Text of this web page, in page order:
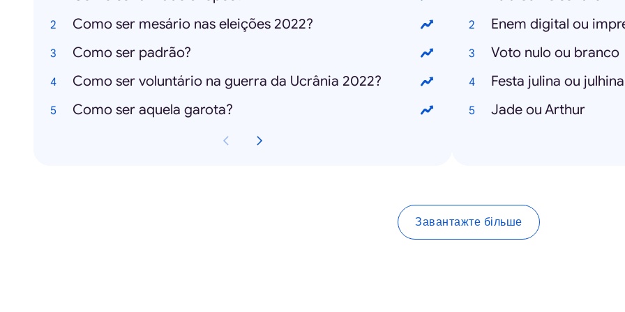
Como ser mesário nas eleições 2022?
Como ser padrão?
Como ser voluntário na guerra da Ucrânia 2022?
Como ser aquela garota?
Enem digital ou
Voto nulo ou branco
Festa julina ou julhina
Jade ou Arthur
Завантажте більше